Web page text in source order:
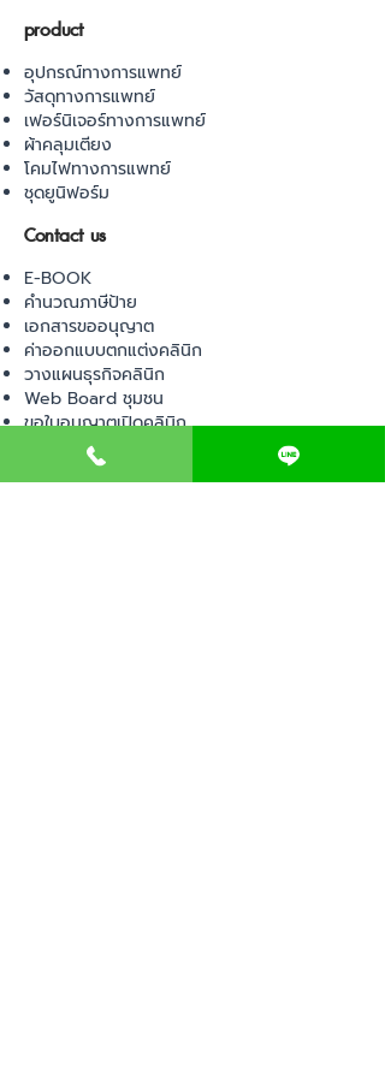
product
อุปกรณ์ทางการแพทย์
วัสดุทางการแพทย์
เฟอร์นิเจอร์ทางการแพทย์
ผ้าคลุมเตียง
โคมไฟทางการแพทย์
ชุดยูนิฟอร์ม
Contact us
E-BOOK
คำนวณภาษีป้าย
เอกสารขออนุญาต
ค่าออกแบบตกแต่งคลินิก
วางแผนธุรกิจคลินิก
Web Board ชุมชน
ขอใบอนุญาตเปิดคลินิก
ภาษีธุรกิจคลินิก
ตรวจสอบรายชื่อแพทย์